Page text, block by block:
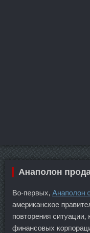
Анаполон
Во-первых, Анаполон
американское
повторения ситуации,
финансовых